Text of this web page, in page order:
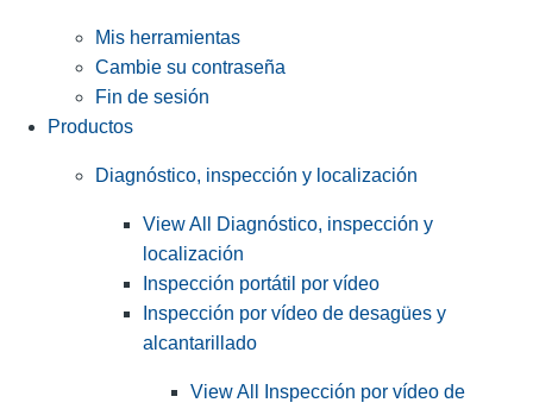
Mis herramientas
Cambie su contraseña
Fin de sesión
Productos
Diagnóstico, inspección y localización
View All Diagnóstico, inspección y
localización
Inspección portátil por vídeo
Inspección por vídeo de desagües y
alcantarillado
View All Inspección por vídeo de